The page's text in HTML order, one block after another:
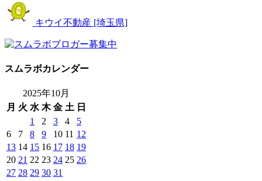
キウイ不動産 [埼玉県]
スムラボカレンダー
2025年10月
月 火 水 木 金 土 日
1
2 3 4
5
6
7 8 9 10 11 12
13 14 15 16 17 18 19
20 21 22 23 24 25 26
27 28 29 30 31